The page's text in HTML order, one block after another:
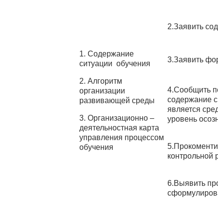
1. Содержание
ситуации обучения
2. Алгоритм
организации
развивающей среды
3. Организационно –
деятельностная карта
управления процессом
обучения
2.Заявить
3.Заявить
4.Сообщить
содержание
является
уровень
контрольной
6.Выявить